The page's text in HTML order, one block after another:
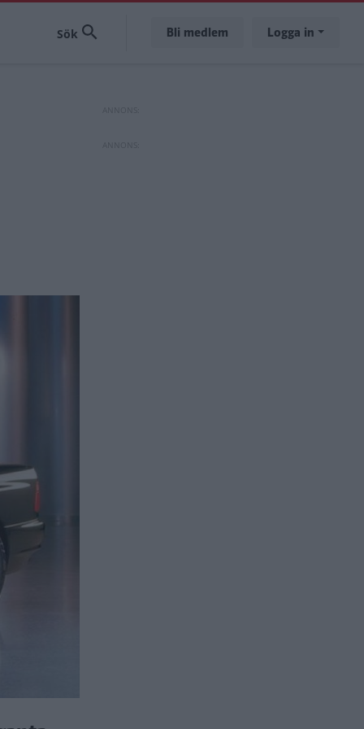
Bli medlem Logga in